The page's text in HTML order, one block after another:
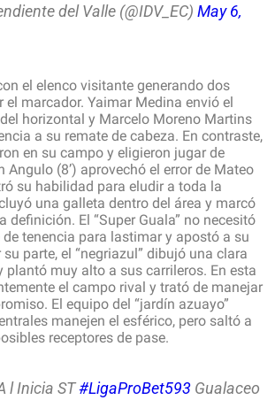
del Valle (@IDV_EC) May 6,
el elenco visitante generando dos
el marcador. Yaimar Medina envió el
horizontal y Marcelo Moreno Martins
a su remate de cabeza. En contraste,
en su campo y eligieron jugar de
Angulo (8’) aprovechó el error de Mateo
su habilidad para eludir a toda la
una galleta dentro del área y marcó
definición. El “Super Guala” no necesitó
tenencia para lastimar y apostó a su
parte, el “negriazul” dibujó una clara
plantó muy alto a sus carrileros. En esta
el campo rival y trató de manejar
El equipo del “jardín azuayo”
manejen el esférico, pero saltó a
receptores de pase.
l Inicia ST#LigaProBet593 Gualaceo